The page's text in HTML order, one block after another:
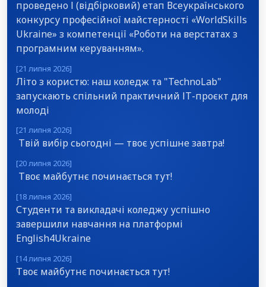
проведено І (відбірковий) етап Всеукраїнського
конкурсу професійної майстерності «WorldSkills
Ukraine» з компетенції «Роботи на верстатах з
програмним керуванням».
[21 липня 2026]
Літо з користю: наш коледж та "TechnoLab"
запускають спільний практичний ІТ-проєкт для
молоді
[21 липня 2026]
Твій вибір сьогодні — твоє успішне завтра!
[20 липня 2026]
Твоє майбутнє починається тут!
[18 липня 2026]
Студенти та викладачі коледжу успішно
завершили навчання на платформі
English4Ukraine
[14 липня 2026]
Твоє майбутнє починається тут!